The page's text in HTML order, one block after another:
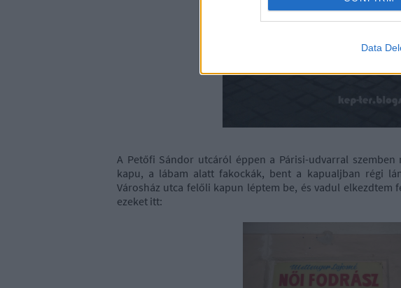
Data
A Petőfi Sándor utcáról éppen a Párisi-udvarral
kapu, a lábam alatt fakockák, bent a kapualjban régi
Városház utca felőli kapun léptem be, és vadul elkezdtem
ezeket itt: